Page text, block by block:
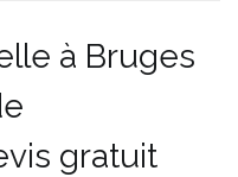
à Bruges
gratuit